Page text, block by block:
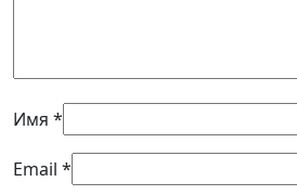
Имя *
Email *